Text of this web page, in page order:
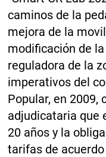
caminos de la
mejora de la
modificación de
reguladora de la
imperativos del
Popular, en 2009,
adjudicataria que
20 años y la
tarifas de